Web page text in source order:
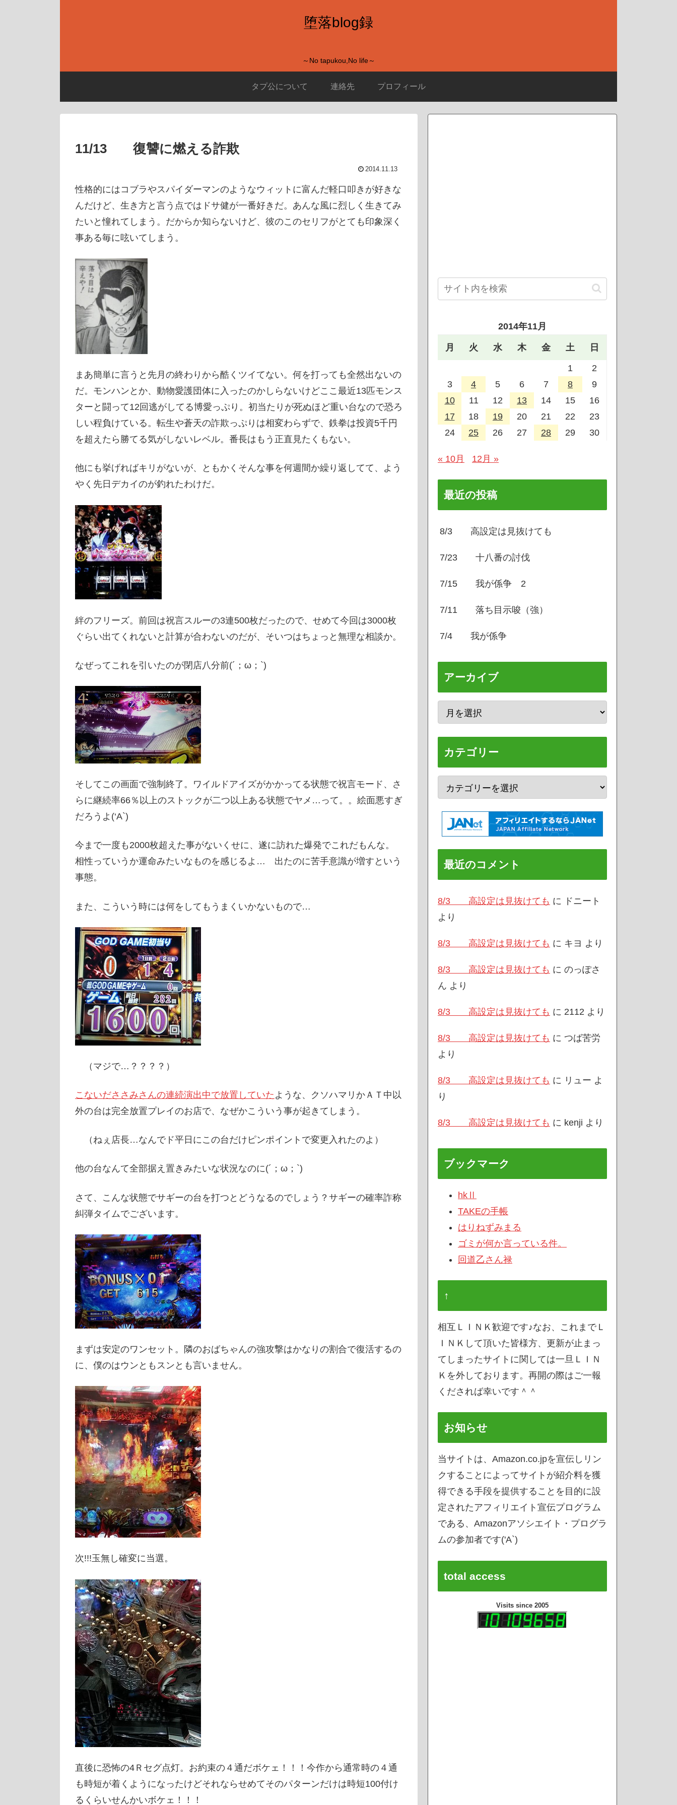
堕落blog録
～No tapukou,No life～
タプ公について 連絡先 プロフィール
11/13 復讐に燃える詐欺
2014.11.13
性格的にはコブラやスパイダーマンのようなウィットに富んだ軽口叩きが好きな
んだけど、生き方と言う点ではドサ健が一番好きだ。あんな風に烈しく生きてみ
たいと憧れてしまう。だからか知らないけど、彼のこのセリフがとても印象深く
事ある毎に呟いてしまう。
まあ簡単に言うと先月の終わりから酷くツイてない。何を打っても全然出ないの
だ。モンハンとか、動物愛護団体に入ったのかしらないけどここ最近13匹モンス
ターと闘って12回逃がしてる博愛っぷり。初当たりが死ぬほど重い台なので恐ろ
しい程負けている。転生や蒼天の詐欺っぷりは相変わらずで、鉄拳は投資5千円
を超えたら勝てる気がしないレベル。番長はもう正直見たくもない。
他にも挙げればキリがないが、ともかくそんな事を何週間か繰り返してて、よう
やく先日デカイのが釣れたわけだ。
絆のフリーズ。前回は祝言スルーの3連500枚だったので、せめて今回は3000枚
ぐらい出てくれないと計算が合わないのだが、そいつはちょっと無理な相談か。
なぜってこれを引いたのが閉店八分前(´；ω；`)
そしてこの画面で強制終了。ワイルドアイズがかかってる状態で祝言モード、さ
らに継続率66％以上のストックが二つ以上ある状態でヤメ…って。。絵面悪すぎ
だろうよ(‘A`)
今まで一度も2000枚超えた事がないくせに、遂に訪れた爆発でこれだもんな。
相性っていうか運命みたいなものを感じるよ… 出たのに苦手意識が増すという
事態。
また、こういう時には何をしてもうまくいかないもので…
（マジで…？？？？）
こないだささみさんの連続演出中で放置していた ような、クソハマリかＡＴ中以
外の台は完全放置プレイのお店で、なぜかこういう事が起きてしまう。
（ねぇ店長…なんでド平日にこの台だけピンポイントで変更入れたのよ）
他の台なんて全部据え置きみたいな状況なのに(´；ω；`)
さて、こんな状態でサギーの台を打つとどうなるのでしょう？サギーの確率詐称
糾弾タイムでございます。
まずは安定のワンセット。隣のおばちゃんの強攻撃はかなりの割合で復活するの
に、僕のはウンともスンとも言いません。
次!!!玉無し確変に当選。
直後に恐怖の4Ｒセグ点灯。お約束の４通だボケェ！！！今作から通常時の４通
も時短が着くようになったけどそれならせめてそのパターンだけは時短100付け
るくらいせんかいボケェ！！！
2014年11月
月 火 水 木 金 土 日
1
2
3
4 5 6 7 8
9
10
11 12 13 14 15
16
17
18 19 20 21 22
23
24
25 26 27 28 29 30
« 10月 12月 »
最近の投稿
8/3 高設定は見抜けても
7/23 十八番の討伐
7/15 我が係争 2
7/11 落ち目示唆（強）
7/4 我が係争
アーカイブ
カテゴリー
最近のコメント
8/3 高設定は見抜けても に
ドニート
より
8/3 高設定は見抜けても に キヨ より
8/3 高設定は見抜けても に のっぽさ
ん より
8/3 高設定は見抜けても に 2112 より
8/3 高設定は見抜けても に つば苦労
より
8/3 高設定は見抜けても に リュー よ
り
8/3 高設定は見抜けても に kenji より
ブックマーク
hkⅡ
TAKEの手帳
はりねずみまる
ゴミが何か言っている件。
回道乙さん禄
↑
相互ＬＩＮＫ歓迎です♪なお、これまでＬ
ＩＮＫして頂いた皆様方、更新が止まっ
てしまったサイトに関しては一旦ＬＩＮ
Ｋを外しております。再開の際はご一報
くだされば幸いです＾＾
お知らせ
当サイトは、Amazon.co.jpを宣伝しリン
クすることによってサイトが紹介料を獲
得できる手段を提供することを目的に設
定されたアフィリエイト宣伝プログラム
である、Amazonアソシエイト・プログラ
ムの参加者です('A`)
total access
Visits since 2005